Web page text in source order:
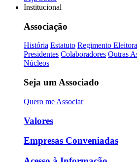
Institucional
Associação
História Estatuto Regimento
Presidentes Colaboradores Outras
Núcleos
Seja um Associado
Quero me Associar
Valores
Empresas Conveniadas